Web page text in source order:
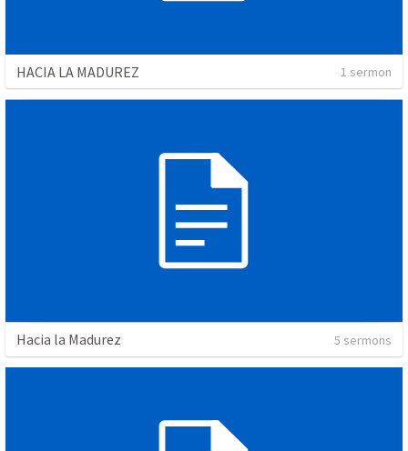
HACIA LA MADUREZ 1 sermon
Hacia la Madurez 5 sermons